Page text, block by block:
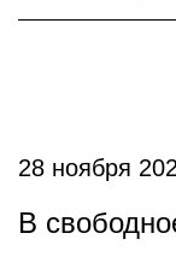
28 ноября
В